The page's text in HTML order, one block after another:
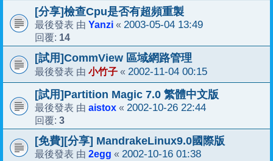
[分享]檢查Cpu是否有超頻重製
最後發表 由 Yanzi « 2003-05-04 13:49
回覆: 14
[試用]CommView 區域網路管理
最後發表 由 小竹子 « 2002-11-04 00:15
[試用]Partition Magic 7.0 繁體中文版
最後發表 由 aistox « 2002-10-26 22:44
回覆: 3
[免費][分享] MandrakeLinux9.0國際版
最後發表 由 2egg « 2002-10-16 01:38